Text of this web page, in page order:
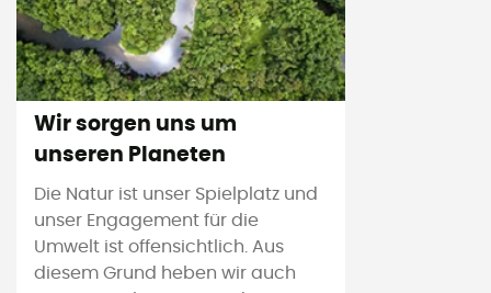
Wir sorgen uns um
unseren Planeten
Die Natur ist unser Spielplatz und
unser Engagement für die
Umwelt ist offensichtlich. Aus
diesem Grund heben wir auch